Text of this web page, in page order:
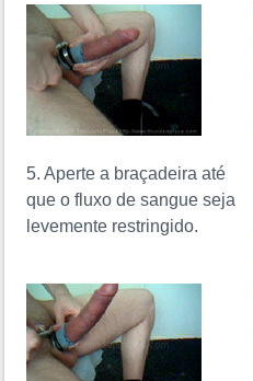
5. Aperte a braçadeira até
que o fluxo de sangue seja
levemente restringido.